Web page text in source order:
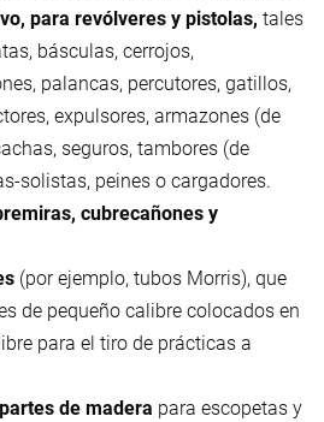
para revólveres y pistolas, tales
básculas, cerrojos,
palancas, percutores, gatillos,
expulsores, armazones (de
seguros, tambores (de
solistas, peines o cargadores.
cubrecañones y
(por ejemplo, tubos Morris), que
de pequeño calibre colocados en
para el tiro de prácticas a
de madera para escopetas y